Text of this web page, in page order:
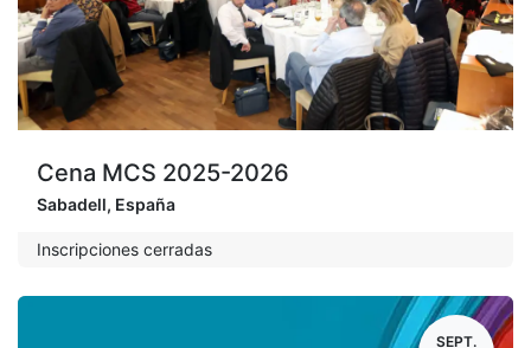
Cena MCS 2025-2026
Sabadell, España
Inscripciones cerradas
SEPT.